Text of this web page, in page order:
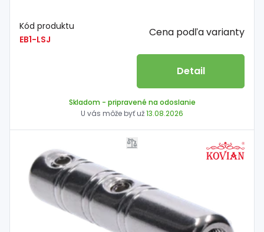
Kód produktu
EB1-LSJ
Cena podľa varianty
Detail
Skladom - pripravené na odoslanie
U vás môže byť už13.08.2026